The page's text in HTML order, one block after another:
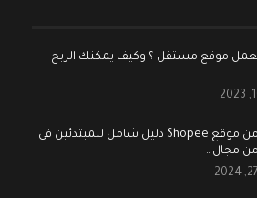
موقع مستقل ؟ وكيف يمكنك الربح
الربح من موقع Shopee دليل شامل للمبتدئين في
من مجال…